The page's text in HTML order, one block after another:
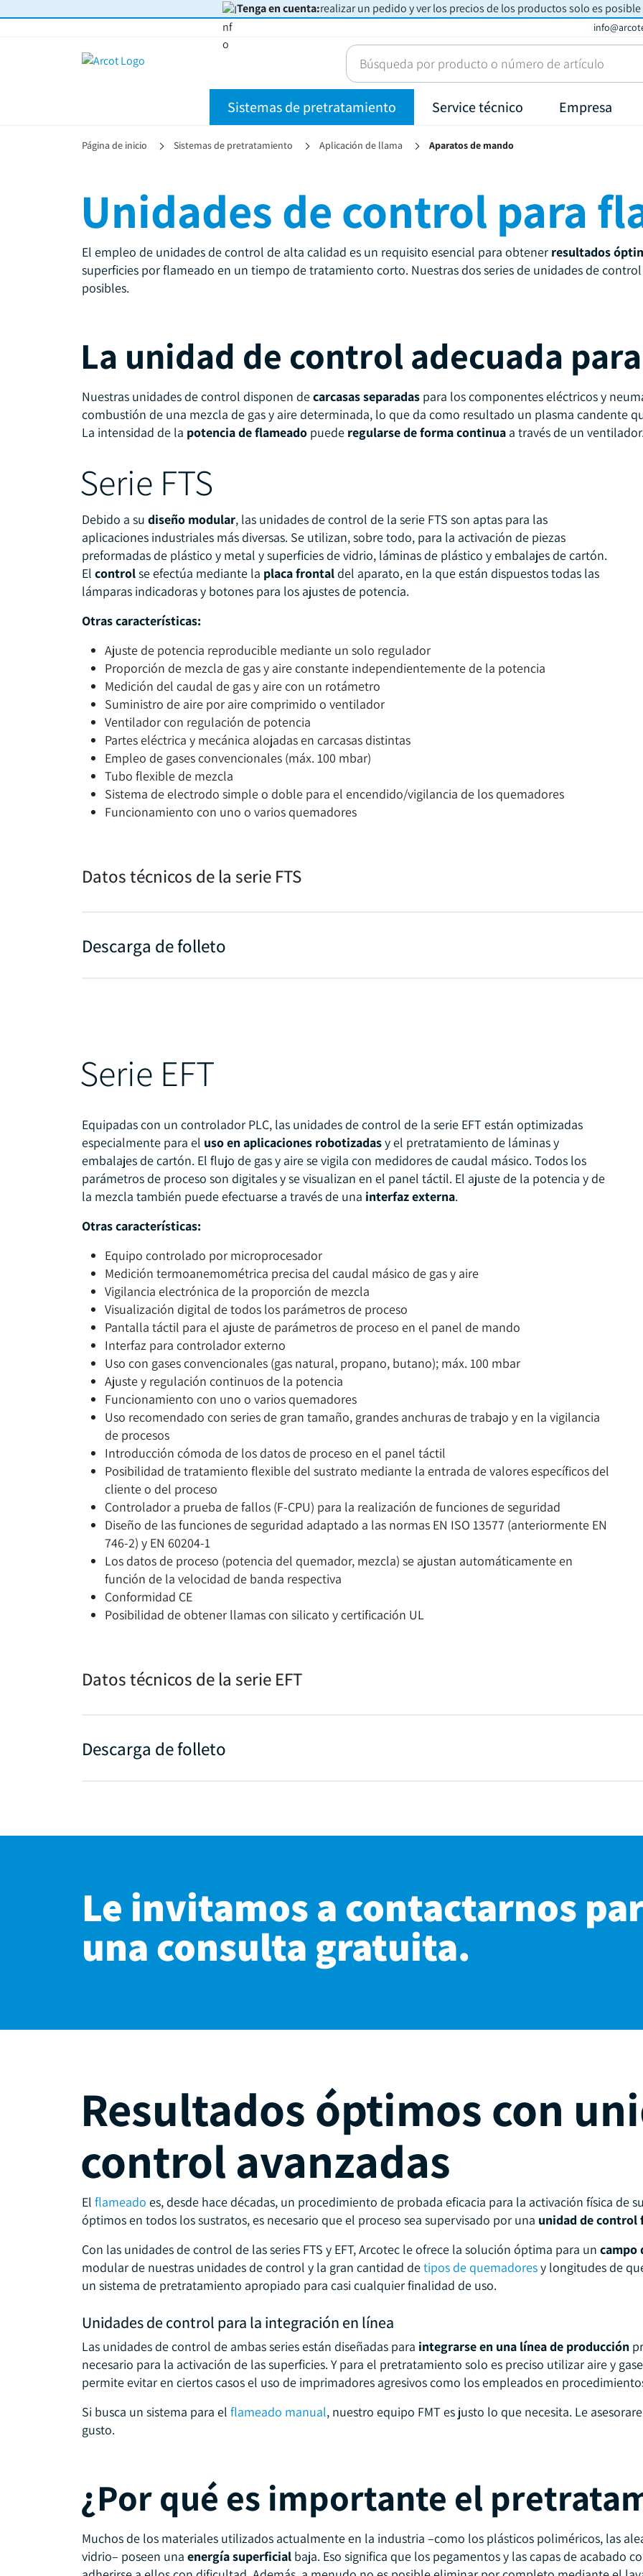
Tenga en cuenta:realizar un pedido y ver los precios de los productos solo es
Sistemas de pretratamiento Service técnico Empresa
Página de inicio Sistemas de pretratamiento Aplicación de llama Aparatos de mando
Unidades de control para
El empleo de unidades de control de alta calidad es un requisito esencial para obtener resultados
superficies por flameado en un tiempo de tratamiento corto. Nuestras dos series de unidades de
posibles.
La unidad de control adecuada
Nuestras unidades de control disponen decarcasas separadas para los componentes eléctricos y
combustión de una mezcla de gas y aire determinada, lo que da como resultado un plasma candente
La intensidad de la potencia de flameado puede regularse de forma continua a través de un
Serie FTS
Debido a su diseño modular, las unidades de control de la serie FTS son aptas para las
aplicaciones industriales más diversas. Se utilizan, sobre todo, para la activación de piezas
preformadas de plástico y metal y superficies de vidrio, láminas de plástico y embalajes de cartón.
El controlse efectúa mediante la placa frontaldel aparato, en la que están dispuestos todas las
lámparas indicadoras y botones para los ajustes de potencia.
Otras características:
Ajuste de potencia reproducible mediante un solo regulador
Proporción de mezcla de gas y aire constante independientemente de la potencia
Medición del caudal de gas y aire con un rotámetro
Suministro de aire por aire comprimido o ventilador
Ventilador con regulación de potencia
Partes eléctrica y mecánica alojadas en carcasas distintas
Empleo de gases convencionales (máx. 100 mbar)
Tubo flexible de mezcla
Sistema de electrodo simple o doble para el encendido/vigilancia de los quemadores
Funcionamiento con uno o varios quemadores
Datos técnicos de la serie FTS
Descarga de folleto
Serie EFT
Equipadas con un controlador PLC, las unidades de control de la serie EFT están optimizadas
especialmente para el uso en aplicaciones robotizadasy el pretratamiento de láminas y
embalajes de cartón. El flujo de gas y aire se vigila con medidores de caudal másico. Todos los
parámetros de proceso son digitales y se visualizan en el panel táctil. El ajuste de la potencia y de
la mezcla también puede efectuarse a través de una interfaz externa.
Otras características:
Equipo controlado por microprocesador
Medición termoanemométrica precisa del caudal másico de gas y aire
Vigilancia electrónica de la proporción de mezcla
Visualización digital de todos los parámetros de proceso
Pantalla táctil para el ajuste de parámetros de proceso en el panel de mando
Interfaz para controlador externo
Uso con gases convencionales (gas natural, propano, butano); máx. 100 mbar
Ajuste y regulación continuos de la potencia
Funcionamiento con uno o varios quemadores
Uso recomendado con series de gran tamaño, grandes anchuras de trabajo y en la vigilancia
de procesos
Introducción cómoda de los datos de proceso en el panel táctil
Posibilidad de tratamiento flexible del sustrato mediante la entrada de valores específicos del
cliente o del proceso
Controlador a prueba de fallos (F-CPU) para la realización de funciones de seguridad
Diseño de las funciones de seguridad adaptado a las normas EN ISO 13577 (anteriormente EN
746-2) y EN 60204-1
Los datos de proceso (potencia del quemador, mezcla) se ajustan automáticamente en
función de la velocidad de banda respectiva
Conformidad CE
Posibilidad de obtener llamas con silicato y certificación UL
Datos técnicos de la serie EFT
Descarga de folleto
Le invitamos a contactarnos
una consulta gratuita.
Resultados óptimos con
control avanzadas
El flameado es, desde hace décadas, un procedimiento de probada eficacia para la activación física de
óptimos en todos los sustratos, es necesario que el proceso sea supervisado por una unidad de control
Con las unidades de control de las series FTS y EFT, Arcotec le ofrece la solución óptima para un campo
modular de nuestras unidades de control y la gran cantidad detipos de quemadoresy longitudes de
un sistema de pretratamiento apropiado para casi cualquier finalidad de uso.
Unidades de control para la integración en línea
Las unidades de control de ambas series están diseñadas para integrarse en una línea de producción
necesario para la activación de las superficies. Y para el pretratamiento solo es preciso utilizar aire y
permite evitar en ciertos casos el uso de imprimadores agresivos como los empleados en
Si busca un sistema para el flameado manual, nuestro equipo FMT es justo lo que necesita. Le
gusto.
¿Por qué es importante el
Muchos de los materiales utilizados actualmente en la industria –como los plásticos poliméricos, las
vidrio– poseen una energía superficial baja. Eso significa que los pegamentos y las capas de acabado